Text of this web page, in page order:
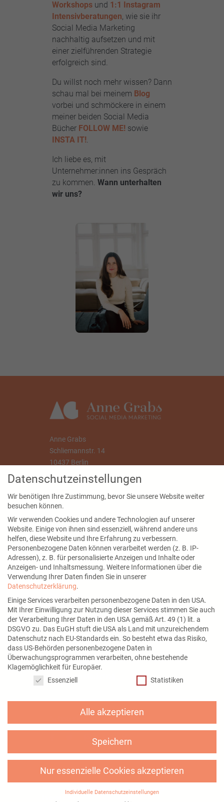
Workshops und 1:1 Instagram
Intensivberatungen, wie sie ihr
Social Media Marketing
nachhaltig aufsetzen und mit
einer zielführenden Strategie
erfolgreich sind.
Du willst noch mehr wissen? Dann
schau mal bei meinem Blog
vorbei und schmöckere in einem
meiner beiden Social Media
Bücher FOLLOW ME! sowie
INSTA IT!
Ich liebe es, mit
Unternehmer:innen ins Gespräch
zu kommen. Wann unterhalten
wir uns?
Anne Grabs
Schliemannstr. 14
10437 Berlin
info@annegrabs.de
Seiten
Blog
Kontakt
Über mich
Mein Angebot
Social Media Services
Instagram Marketing
Netzwerke
Datenschutzeinstellungen
Wir benötigen Ihre Zustimmung, bevor Sie unsere Website weiter
besuchen können.
Wir verwenden Cookies und andere Technologien auf unserer
Website. Einige von ihnen sind essenziell, während andere uns
helfen, diese Website und Ihre Erfahrung zu verbessern.
Personenbezogene Daten können verarbeitet werden (z. B. IP-
Adressen), z. B. für personalisierte Anzeigen und Inhalte oder
Anzeigen- und Inhaltsmessung. Weitere Informationen über die
Verwendung Ihrer Daten finden Sie in unserer
Datenschutzerklärung.
Einige Services verarbeiten personenbezogene Daten in den USA.
Mit Ihrer Einwilligung zur Nutzung dieser Services stimmen Sie auch
der Verarbeitung Ihrer Daten in den USA gemäß Art. 49 (1) lit. a
DSGVO zu. Das EuGH stuft die USA als Land mit unzureichendem
Datenschutz nach EU-Standards ein. So besteht etwa das Risiko,
dass US-Behörden personenbezogene Daten in
Überwachungsprogrammen verarbeiten, ohne bestehende
Klagemöglichkeit für Europäer.
Datenschutzeinstellungen
Essenziell
Statistiken
Alle akzeptieren
Speichern
Nur essenzielle Cookies akzeptieren
Individuelle Datenschutzeinstellungen